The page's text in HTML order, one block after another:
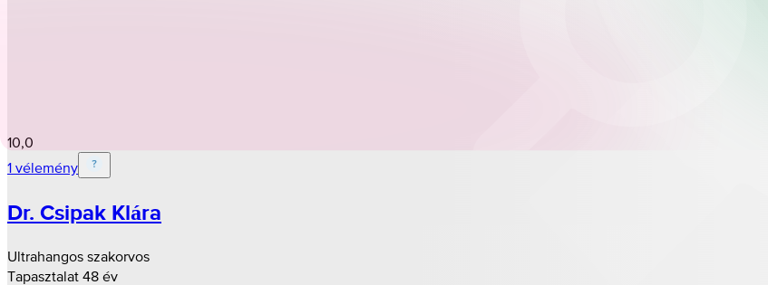
10,0
1 vélemény
Dr. Csipak Klára
Ultrahangos szakorvos
Tapasztalat 48 év